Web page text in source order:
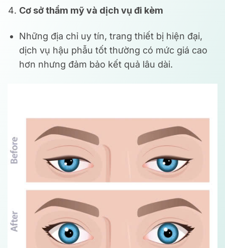
Cơ sở thẩm mỹ và dịch vụ đi kèm
Những địa chỉ uy tín, trang thiết bị hiện đại,
dịch vụ hậu phẫu tốt thường có mức giá cao
hơn nhưng đảm bảo kết quả lâu dài.